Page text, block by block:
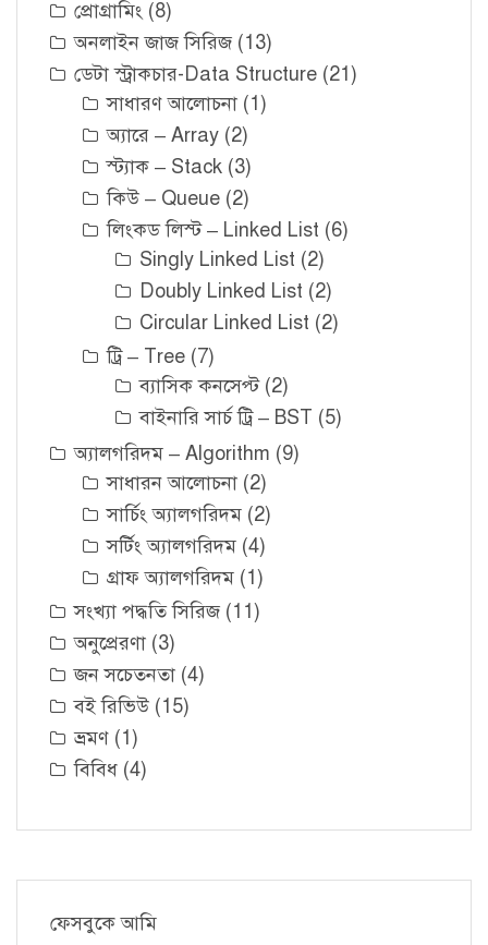
প্রোগ্রামিং (8)
অনলাইন জাজ সিরিজ (13)
ডেটা স্ট্রাকচার-Data Structure (21)
সাধারণ আলোচনা (1)
অ্যারে – Array (2)
স্ট্যাক – Stack (3)
কিউ – Queue (2)
লিংকড লিস্ট – Linked List (6)
Singly Linked List (2)
Doubly Linked List (2)
Circular Linked List (2)
ট্রি – Tree (7)
ব্যাসিক কনসেপ্ট(2)
বাইনারি সার্চ ট্রি – BST (5)
অ্যালগরিদম – Algorithm (9)
সাধারন আলোচনা (2)
সার্চিং অ্যালগরিদম (2)
সর্টিং অ্যালগরিদম (4)
গ্রাফ অ্যালগরিদম (1)
সংখ্যা পদ্ধতি সিরিজ (11)
অনুপ্রেরণা (3)
জন সচেতনতা (4)
বই রিভিউ (15)
ভ্রমণ (1)
বিবিধ (4)
ফেসবুকে আমি